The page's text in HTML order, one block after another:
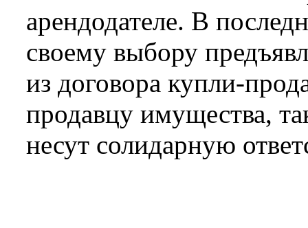
арендодателе. В
своему выбору
из договора купли-
продавцу имущества,
несут солидарную